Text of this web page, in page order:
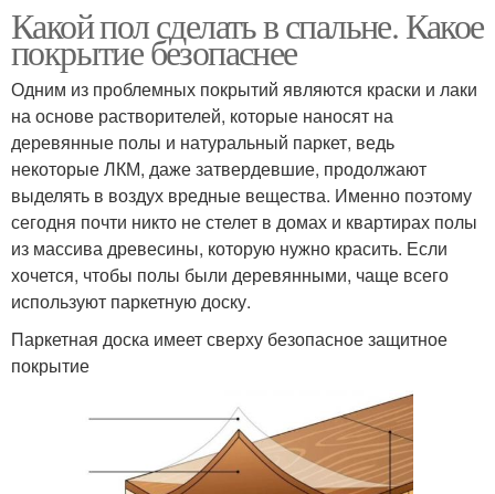
Какой пол сделать в спальне. Какое
покрытие безопаснее
Одним из проблемных покрытий являются краски и лаки
на основе растворителей, которые наносят на
деревянные полы и натуральный паркет, ведь
некоторые ЛКМ, даже затвердевшие, продолжают
выделять в воздух вредные вещества. Именно поэтому
сегодня почти никто не стелет в домах и квартирах полы
из массива древесины, которую нужно красить. Если
хочется, чтобы полы были деревянными, чаще всего
используют паркетную доску.
Паркетная доска имеет сверху безопасное защитное
покрытие